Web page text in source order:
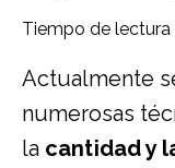
Tiempo de lectura
Actualmente
numerosas
la cantidad y